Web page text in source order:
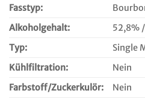
Fasstyp:
Alkoholgehalt:
52,8%
Typ:
Single
Kühlfiltration:
Nein
Farbstoff/Zuckerkulör:
Nein